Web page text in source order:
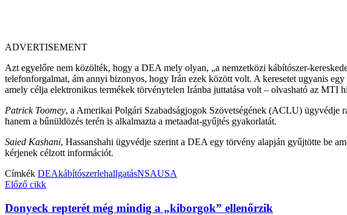
ADVERTISEMENT
Azt egyelőre nem közölték, hogy a DEA mely olyan, „a nemzetközi kábítószer-
telefonforgalmat, ám annyi bizonyos, hogy Irán ezek között volt. A keresetet ugyanis
amely célja elektronikus termékek törvénytelen Iránba juttatása volt – olvasható az MTI
Patrick Toomey, a Amerikai Polgári Szabadságjogok Szövetségének (ACLU) ügyvédje
hanem a bűnüldözés terén is alkalmazta a metaadat-gyűjtés gyakorlatát.
Saied Kashani, Hassanshahi ügyvédje szerint a DEA egy törvény alapján gyűjtötte be
kérjenek célzott információt.
Címkék DEAkábítószerlehallgatásNSAUSA
Előző cikk
Donyeck repterét még mindig a „kiborgok” ellenőrzik